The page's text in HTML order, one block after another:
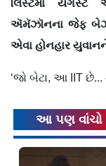
લિસ્ટમાં યંગેસ્ટ
ઍમૅઝૉનના જેફ
એવા હોનહાર
‘જો બેટા, આ IIT
આ પણ વાંચો